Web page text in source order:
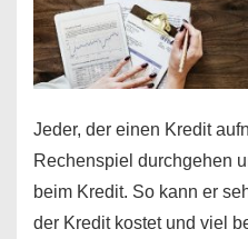
Jeder, der einen Kredit
Rechenspiel durchgehen
beim Kredit. So kann er
der Kredit kostet und viel